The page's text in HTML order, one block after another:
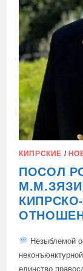
КИПРСКИЕ /
ПОСОЛ
Незыблемой
единство